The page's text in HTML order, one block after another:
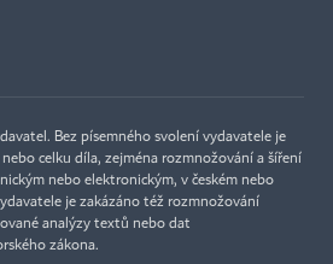
Bez písemného svolení vydavatele je
celku díla, zejména rozmnožování a šíření
nebo elektronickým, v českém nebo
je zakázáno též rozmnožování
analýzy textů nebo dat
zákona.